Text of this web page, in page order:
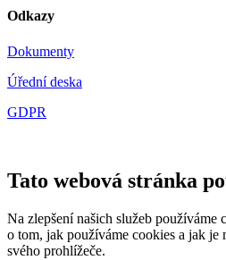
Odkazy
Dokumenty
Úřední deska
GDPR
Tato webová stránka
Na zlepšení našich služeb používáme
o tom, jak používáme cookies a jak je
svého prohlížeče.